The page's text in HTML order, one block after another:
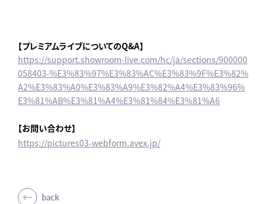
【プレミアムライブについてのQ&A】
https://support.showroom-live.com/hc/ja/sections/900000
058403-%E3%83%97%E3%83%AC%E3%83%9F%E3%82%
A2%E3%83%A0%E3%83%A9%E3%82%A4%E3%83%96%
E3%81%AB%E3%81%A4%E3%81%84%E3%81%A6
【お問い合わせ】
https://pictures03-webform.avex.jp/
back